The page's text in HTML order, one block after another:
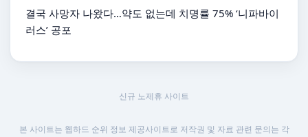
결국 사망자 나왔다…약도 없는데 치명률 75% ‘니파바이
러스’ 공포
신규 노제휴 사이트
본 사이트는 웹하드 순위 정보 제공사이트로 저작권 및 자료 관련 문의는 각